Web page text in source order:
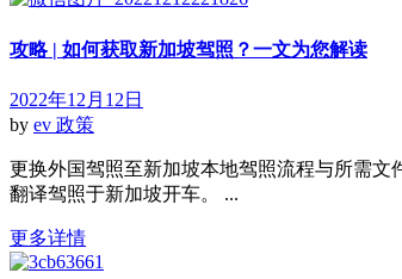
攻略 | 如何获取新加坡驾照？一文为您解读
2022年12月12日
by ev 政策
更换外国驾照至新加坡本地驾照流程与所需
翻译驾照于新加坡开车。 ...
更多详情